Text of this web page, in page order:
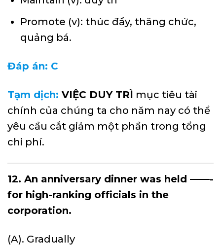
Promote (v): thúc đẩy, thăng chức,
quảng bá.
Đáp án: C
Tạm dịch: VIỆC DUY TRÌ mục tiêu tài
chính của chúng ta cho năm nay có thể
yêu cầu cắt giảm một phần trong tổng
chi phí.
12. An anniversary dinner was held ——-
for high-ranking officials in the
corporation.
(A). Gradually